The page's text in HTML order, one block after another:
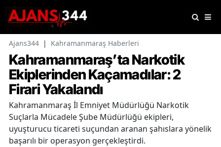
Ajans344 | Kahramanmaraş Haberleri
Kahramanmaraş’ta Narkotik
Ekiplerinden Kaçamadılar: 2
Firari Yakalandı
Kahramanmaraş İl Emniyet Müdürlüğü Narkotik
Suçlarla Mücadele Şube Müdürlüğü ekipleri,
uyuşturucu ticareti suçundan aranan şahıslara yönelik
başarılı bir operasyon gerçekleştirdi.